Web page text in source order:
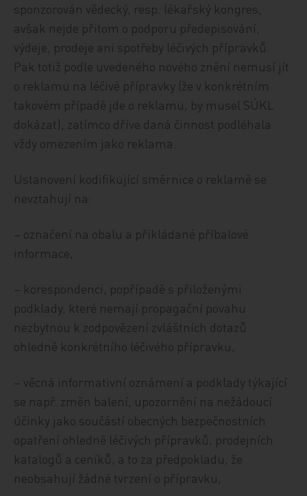
sponzorován vědecký, resp. lékařský kongres,
avšak nejde přitom o podporu předepisování,
výdeje, prodeje ani spotřeby léčivých přípravků.
Pak totiž podle uvedeného nového znění nemusí jít
o reklamu na léčivé přípravky (že v konkrétním
takovém případě jde o reklamu, by musel SÚKL
dokázat), zatímco dříve daná činnost podléhala
vždy omezením jako reklama.
Ustanovení kodifikující směrnice o reklamě se
nevztahují na:
– označení na obalu a přikládané příbalové
informace,
– korespondenci, popřípadě s přiloženými
podklady, které nemají propagační povahu
nezbytnou k zodpovězení zvláštních dotazů
ohledně konkrétního léčivého přípravku,
– věcná informativní oznámení a podklady týkající
se např. změn balení, upozornění na nežádoucí
účinky jako součástí obecných bezpečnostních
opatření ohledně léčivých přípravků, prodejních
katalogů a ceníků, a to za předpokladu, že
neobsahují žádné tvrzení o přípravku,